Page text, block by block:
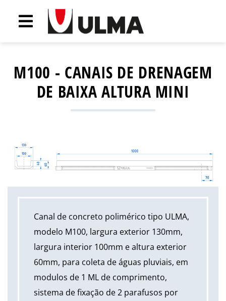
M100 - CANAIS DE DRENAGEM
DE BAIXA ALTURA MINI
Canal de concreto polimérico tipo ULMA,
modelo M100, largura exterior 130mm,
largura interior 100mm e altura exterior
60mm, para coleta de águas pluviais, em
modulos de 1 ML de comprimento,
sistema de fixação de 2 parafusos por